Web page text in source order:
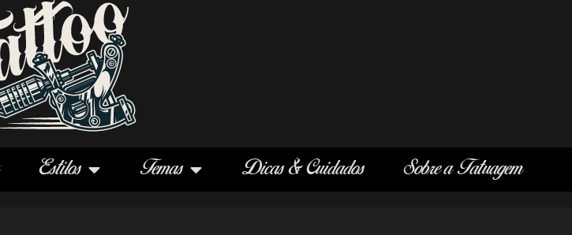
Estilos Temas Dicas & Cuidados Sobre a Tatuagem